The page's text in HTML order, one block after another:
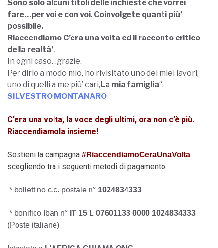
Sono solo alcuni titoli delle inchieste che vorrei
fare…per voi e con voi. Coinvolgete quanti più’
possibile.
Riaccendiamo C’era una volta ed il racconto critico
della realtà’.
In ogni caso…grazie.
Per dirlo a modo mio, ho rivisitato uno dei miei lavori,
uno di quelli a me più’ cari, La mia famiglia“.
SILVESTRO MONTANARO
C’era una volta, la voce degli ultimi, ora non c’è più.
Riaccendiamola insieme!
Sostieni la campagna #RiaccendiamoCeraUnaVolta
scegliendo tra i seguenti metodi di pagamento:
* bollettino c.c. postale n° 1024834333
* bonifico Iban n° IT 15 L 07601133 0000 1024834333
(Poste italiane)